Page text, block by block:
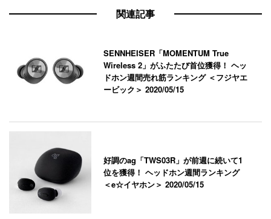
関連記事
SENNHEISER「MOMENTUM True
Wireless 2」がふたたび首位獲得！ ヘッ
ドホン週間売れ筋ランキング ＜フジヤエ
ービック＞2020/05/15
好調のag「TWS03R」が前週に続いて1
位を獲得！ ヘッドホン週間ランキング
＜e☆イヤホン＞2020/05/15